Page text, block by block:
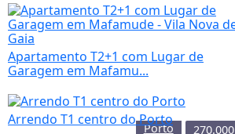
Apartamento T2+1 com Lugar de
Garagem em Mafamu...
Porto 270.000
Arrendo T1 centro do Porto